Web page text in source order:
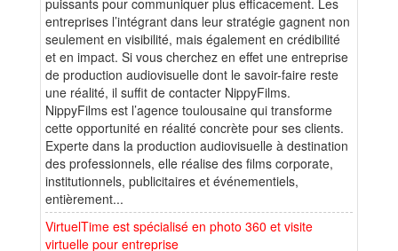
entreprises l’intégrant dans leur stratégie gagnent non
seulement en visibilité, mais également en crédibilité
et en impact. Si vous cherchez en effet une entreprise
de production audiovisuelle dont le savoir-faire reste
une réalité, il suffit de contacter NippyFilms.
NippyFilms est l’agence toulousaine qui transforme
cette opportunité en réalité concrète pour ses clients.
Experte dans la production audiovisuelle à destination
des professionnels, elle réalise des films corporate,
institutionnels, publicitaires et événementiels,
entièrement...
VirtuelTime est spécialisé en photo 360 et visite
virtuelle pour entreprise